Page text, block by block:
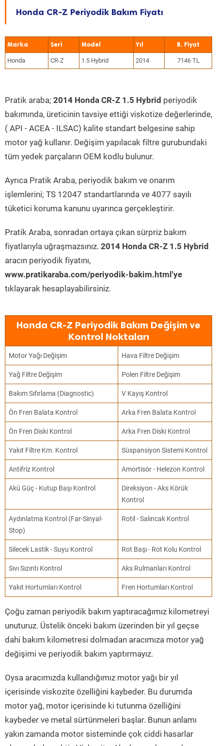
Honda CR-Z Periyodik Bakım Fiyatı
Marka Seri Model Yıl
Honda CR-Z 1.5 Hybrid 2014 7146 TL
Pratik araba; 2014 Honda CR-Z 1.5 Hybrid periyodik
bakımında, üreticinin tavsiye ettiği viskotize değerlerinde,
( API - ACEA - ILSAC) kalite standart belgesine sahip
motor yağ kullanır. Değişim yapılacak filtre gurubundaki
tüm yedek parçaların OEM kodlu bulunur.
Ayrıca Pratik Araba, periyodik bakım ve onarım
işlemlerini; TS 12047 standartlarında ve 4077 sayılı
tüketici koruma kanunu uyarınca gerçekleştirir.
Pratik Araba, sonradan ortaya çıkan sürpriz bakım
fiyatlarıyla uğraşmazsınız. 2014 Honda CR-Z 1.5 Hybrid
aracın periyodik fiyatını,
www.pratikaraba.com/periyodik-bakim.html'ye
tıklayarak hesaplayabilirsiniz.
Honda CR-Z Periyodik Bakım Değişim ve
Kontrol Noktaları
Motor Yağı Değişim Hava Filtre Değişim
Yağ Filtre Değişim Polen Filtre Değişim
Bakım Sıfırlama (Diagnostic) V Kayış Kontrol
Ön Fren Balata Kontrol Arka Fren Balata Kontrol
Ön Fren Diski Kontrol Arka Fren Diski Kontrol
Yakıt Filtre Km. Kontrol Süspansiyon Sistemi Kontrol
Antifriz Kontrol Amortisör - Helezon Kontrol
Akü Güç - Kutup Başı Kontrol
Direksiyon - Aks Körük
Kontrol
Aydınlatma Kontrol (Far-Sinyal-
Stop)
Rotil - Salıncak Kontrol
Silecek Lastik - Suyu Kontrol Rot Başı - Rot Kolu Kontrol
Sıvı Sızıntı Kontrol Aks Rulmanları Kontrol
Yakıt Hortumları Kontrol Fren Hortumları Kontrol
Çoğu zaman periyodik bakım yaptıracağımız kilometreyi
unuturuz. Üstelik önceki bakım üzerinden bir yıl geçse
dahi bakım kilometresi dolmadan aracımıza motor yağ
değişimi ve periyodik bakım yaptırmayız.
Oysa aracımızda kullandığımız motor yağı bir yıl
içerisinde viskozite özelliğini kaybeder. Bu durumda
motor yağ, motor içerisinde ki tutunma özelliğini
kaybeder ve metal sürtünmeleri başlar. Bunun anlamı
yakın zamanda motor sisteminde çok ciddi hasarlar